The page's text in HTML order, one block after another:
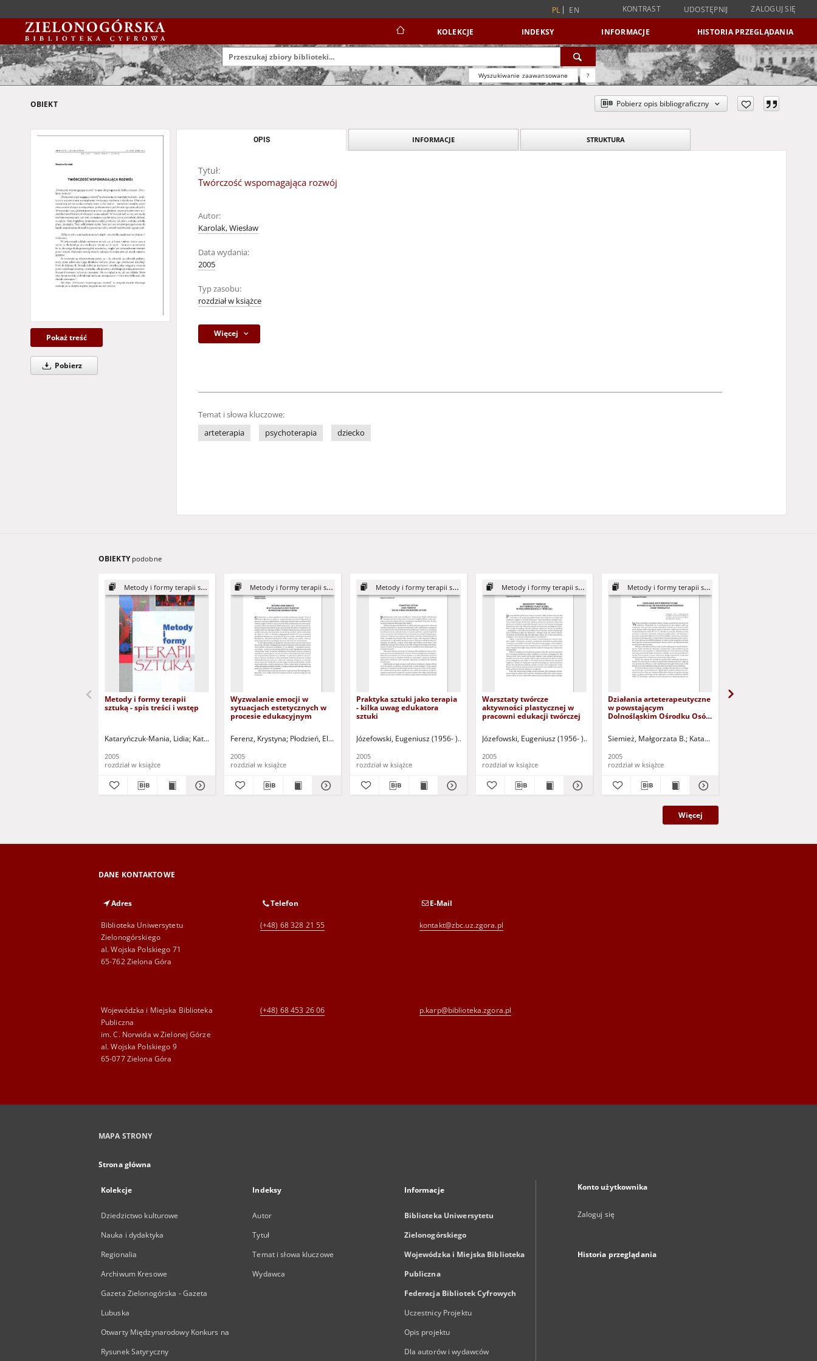
PL EN KONTRAST UDOSTĘPNIJ ZALOGUJ SIĘ
KOLEKCJE INDEKSY INFORMACJE HISTORIA PRZEGLĄDANIA
Wyszukiwanie zaawansowane ?
OBIEKT Pobierz opis bibliograficzny
Pokaż treść
Pobierz
OPIS INFORMACJE STRUKTURA
Tytuł:
Twórczość wspomagająca rozwój
Autor:
Karolak, Wiesław
Data wydania:
2005
Typ zasobu:
rozdział w książce
Więcej
Temat i słowa kluczowe:
arteterapia
psychoterapia dziecko
OBIEKTY podobne
Metody i formy terapii sztuką
Metody i formy terapii
sztuką - spis treści i wstęp
Kataryńczuk-Mania, Lidia Kataryńczuk-Mania, Lidia - red. nauk.
2005
rozdział w książce
Metody i formy terapii sztuką
Wyzwalanie emocji w
sytuacjach estetycznych w
procesie edukacyjnym
Ferenz, Krystyna Płodzień, Elżbieta Kataryńczuk-Mania, Lidia - red. nauk.
2005
rozdział w książce
Metody i formy terapii sztuką
Praktyka sztuki jako terapia
- kilka uwag edukatora
sztuki
Józefowski, Eugeniusz (1956- ) Kataryńczuk-Mania, Lidia - red. nauk.
2005
rozdział w książce
Metody i formy terapii sztuką
Warsztaty twórcze
aktywności plastycznej w
pracowni edukacji twórczej
Józefowski, Eugeniusz (1956- ) Kataryńczuk-Mania, Lidia - red. nauk.
2005
rozdział w książce
Metody i formy terapii sztuką
Działania arteterapeutyczne
w powstającym
Dolnośląskim Ośrodku Osób
Siemież, Małgorzata B. Kataryńczuk-Mania, Lidia - red. nauk.
2005
rozdział w książce
Więcej
DANE KONTAKTOWE
Adres
Biblioteka Uniwersytetu
Zielonogórskiego
al. Wojska Polskiego 71
65-762 Zielona Góra
Telefon
(+48) 68 328 21 55
E-Mail
kontakt@zbc.uz.zgora.pl
Wojewódzka i Miejska Biblioteka
Publiczna
im. C. Norwida w Zielonej Górze
al. Wojska Polskiego 9
65-077 Zielona Góra
(+48) 68 453 26 06 p.karp@biblioteka.zgora.pl
MAPA STRONY
Strona główna
Kolekcje
Dziedzictwo kulturowe
Nauka i dydaktyka
Regionalia
Archiwum Kresowe
Gazeta Zielonogórska - Gazeta
Lubuska
Otwarty Międzynarodowy Konkurs na
Rysunek Satyryczny
Indeksy
Autor
Tytuł
Temat i słowa kluczowe
Wydawca
Informacje
Biblioteka Uniwersytetu
Zielonogórskiego
Wojewódzka i Miejska Biblioteka
Publiczna
Federacja Bibliotek Cyfrowych
Uczestnicy Projektu
Opis projektu
Dla autorów i wydawców
Konto użytkownika
Zaloguj się
Historia przeglądania